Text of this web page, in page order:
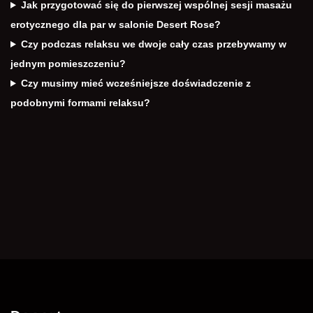
Jak przygotować się do pierwszej wspólnej sesji masażu
erotycznego dla par w salonie Desert Rose?
Czy podczas relaksu we dwoje cały czas przebywamy w
jednym pomieszczeniu?
Czy musimy mieć wcześniejsze doświadczenie z
podobnymi formami relaksu?